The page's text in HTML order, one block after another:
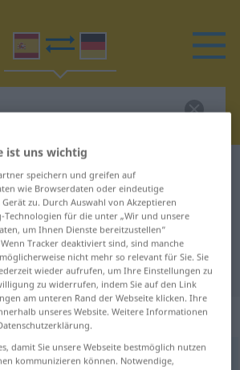
Wörterbuch chutarse
Übersetzung für
Übersetzung
: verbo reflexivo
v/r FAM
ist uns wichtig
speichern und greifen auf
wie Browserdaten oder eindeutige
zu. Durch Auswahl von Akzeptieren
Technologien für die unter „Wir und unsere
um Ihnen Dienste bereitzustellen“
Tracker deaktiviert sind, sind manche
nicht mehr so relevant für Sie. Sie
wieder aufrufen, um Ihre Einstellungen zu
zu widerrufen, indem Sie auf den Link
am unteren Rand der Webseite klicken. Ihre
unseres Website. Weitere Informationen
damit Sie unsere Webseite bestmöglich nutzen
kommunizieren können. Notwendige,